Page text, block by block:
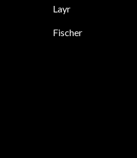
Layr
Fischer